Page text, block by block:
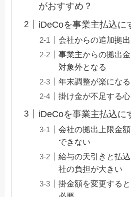
がおすすめ？
iDeCoを事業主払込に
会社からの追加拠
事業主からの拠出
対象外となる
年末調整が楽になる
掛け金が不足する
iDeCoを事業主払込に
会社の拠出上限金
できない
給与の天引きと払
社の負担が大きい
掛金額を変更する